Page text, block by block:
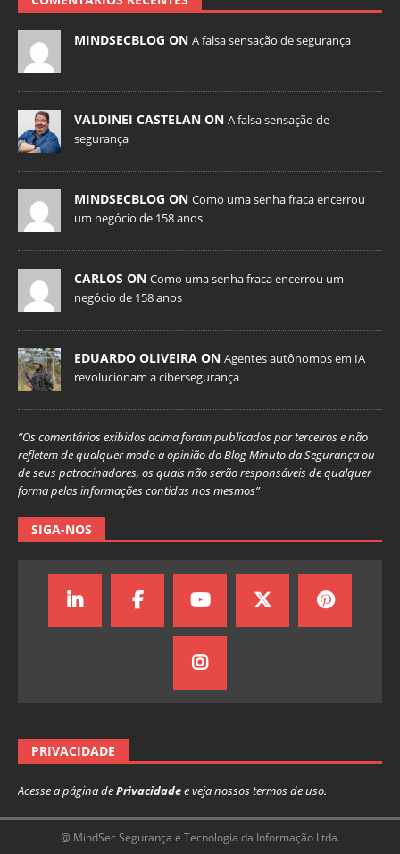
MINDSECBLOG ON A falsa sensação de segurança
VALDINEI CASTELAN ON A falsa sensação de
segurança
MINDSECBLOG ON Como uma senha fraca encerrou
um negócio de 158 anos
CARLOS ON Como uma senha fraca encerrou um
negócio de 158 anos
EDUARDO OLIVEIRA ON Agentes autônomos em IA
revolucionam a cibersegurança
“Os comentários exibidos acima foram publicados por terceiros e não
refletem de qualquer modo a opinião do Blog Minuto da Segurança ou
de seus patrocinadores, os quais não serão responsáveis de qualquer
forma pelas informações contidas nos mesmos”
SIGA-NOS
PRIVACIDADE
Acesse a página dePrivacidadee veja nossos termos de uso.
@ MindSec Segurança e Tecnologia da Informação Ltda.